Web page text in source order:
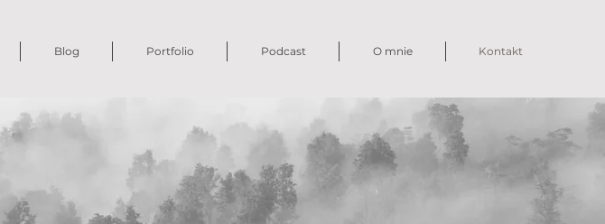
Blog Portfolio Podcast O mnie Kontakt